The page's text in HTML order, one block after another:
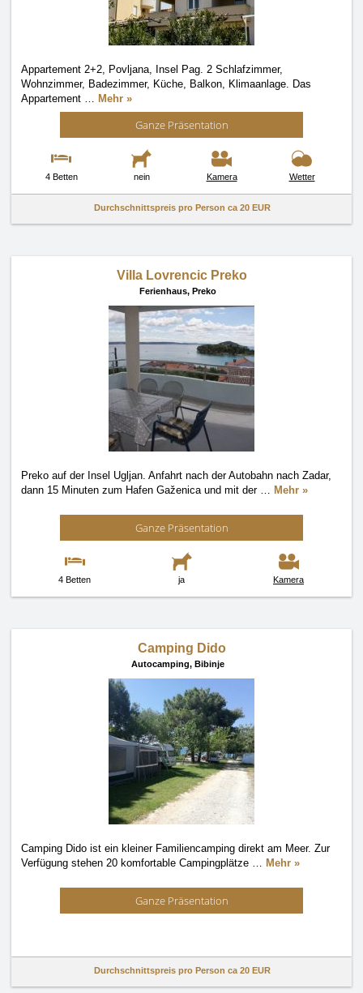
Appartement 2+2, Povljana, Insel Pag. 2 Schlafzimmer,
Wohnzimmer, Badezimmer, Küche, Balkon, Klimaanlage. Das
Appartement … Mehr »
Ganze Präsentation
4 Betten nein Kamera Wetter
Durchschnittspreis pro Person ca 20 EUR
Villa Lovrencic Preko
Ferienhaus, Preko
Preko auf der Insel Ugljan. Anfahrt nach der Autobahn nach Zadar,
dann 15 Minuten zum Hafen Gaženica und mit der … Mehr »
Ganze Präsentation
4 Betten ja Kamera
Camping Dido
Autocamping, Bibinje
Camping Dido ist ein kleiner Familiencamping direkt am Meer. Zur
Verfügung stehen 20 komfortable Campingplätze … Mehr »
Ganze Präsentation
Durchschnittspreis pro Person ca 20 EUR